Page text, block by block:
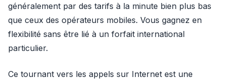
généralement par des tarifs à la minute bien plus bas
que ceux des opérateurs mobiles. Vous gagnez en
flexibilité sans être lié à un forfait international
particulier.
Ce tournant vers les appels sur Internet est une